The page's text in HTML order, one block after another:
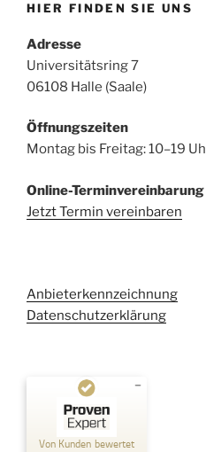
HIER FINDEN SIE UNS
Adresse
Universitätsring 7
06108 Halle (Saale)
Öffnungszeiten
Montag bis Freitag: 10–19
Online-Terminvereinbarung
Jetzt Termin vereinbaren
Anbieterkennzeichnung
Datenschutzerklärung
Von Kunden bewertet
Kundenbewertungen und
Kehl Rechtsanwaltsgesellschaft